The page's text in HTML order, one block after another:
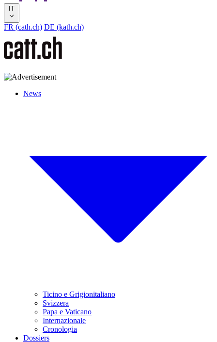
IT
FR (cath.ch) DE (kath.ch)
News
Ticino e Grigionitaliano
Svizzera
Papa e Vaticano
Internazionale
Cronologia
Dossiers